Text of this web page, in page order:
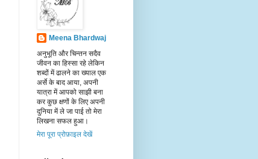
Meena Bhardwaj
अनुभूति और चिन्तन सदैव
जीवन का हिस्सा रहे लेकिन
शब्दों में ढालने का ख्याल एक
अर्से के बाद आया, अपनी
यात्रा में आपको साझी बना
कर कुछ क्षणों के लिए अपनी
दुनिया में ले जा पाई तो मेरा
लिखना सफल हुआ।
मेरा पूरा प्रोफ़ाइल देखें